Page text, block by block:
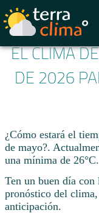
EL CLIMA
DE 2026
¿Cómo estará el
de mayo?.
una mínima de 26°C.
Ten un buen día con
pronóstico del
anticipación.​